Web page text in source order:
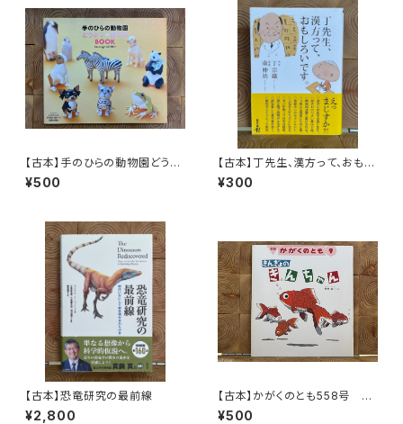
【古本】手のひらの動物園どうぶ
つ・紙工作BOOK
¥500
【古本】丁先生、漢方って、おもし
ろいです。
¥300
【古本】恐竜研究の最前線
¥2,800
【古本】かがくのとも558号 き
んぎょのきんちゃん
¥500